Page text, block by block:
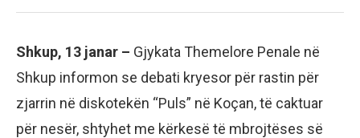
Shkup, 13 janar – Gjykata Themelore Penale në
Shkup informon se debati kryesor për rastin për
zjarrin në diskotekën “Puls” në Koçan, të caktuar
për nesër, shtyhet me kërkesë të mbrojtëses së